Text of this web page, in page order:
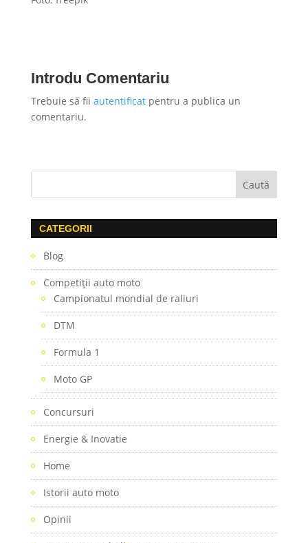
Introdu Comentariu
Trebuie să fii autentificatpentru a publica un
comentariu.
CATEGORII
Blog
Competiţii auto moto
Campionatul mondial de raliuri
DTM
Formula 1
Moto GP
Concursuri
Energie & Inovatie
Home
Istorii auto moto
Opinii